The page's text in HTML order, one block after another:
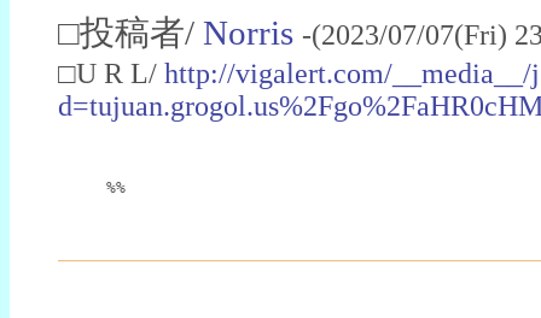
□投稿者/ Norris -(2023/07/07(Fri)
□U R L/ http://vigalert.com/__media__/
%%